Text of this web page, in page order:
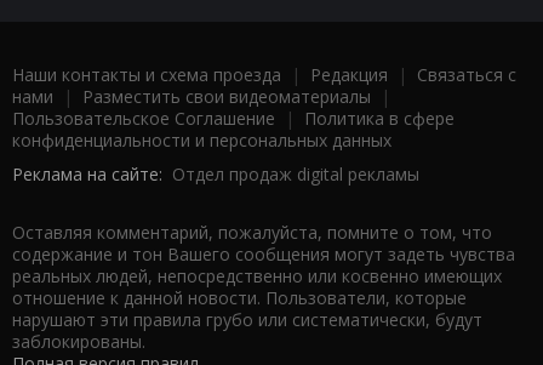
Наши контакты и схема проезда | Редакция | Связаться с
нами | Разместить свои видеоматериалы |
Пользовательское Соглашение |
Политика в сфере
конфиденциальности и персональных данных
Реклама на сайте: Отдел продаж digital рекламы
Оставляя комментарий, пожалуйста, помните о том, что
содержание и тон Вашего сообщения могут задеть чувства
реальных людей, непосредственно или косвенно имеющих
отношение к данной новости. Пользователи, которые
нарушают эти правила грубо или систематически, будут
заблокированы.